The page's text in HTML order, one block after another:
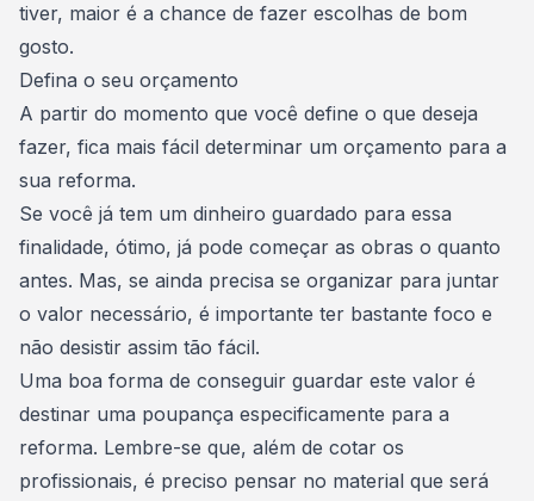
tiver, maior é a chance de fazer escolhas de bom
gosto.
Defina o seu orçamento
A partir do momento que você define o que deseja
fazer, fica mais fácil determinar um orçamento para a
sua reforma.
Se você já tem um dinheiro guardado para essa
finalidade, ótimo, já pode começar as obras o quanto
antes. Mas, se ainda precisa se organizar para juntar
o valor necessário, é importante ter bastante foco e
não desistir assim tão fácil.
Uma boa forma de conseguir guardar este valor é
destinar uma poupança especificamente para a
reforma. Lembre-se que, além de cotar os
profissionais, é preciso pensar no material que será